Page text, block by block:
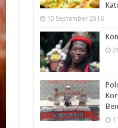
10 September 2016